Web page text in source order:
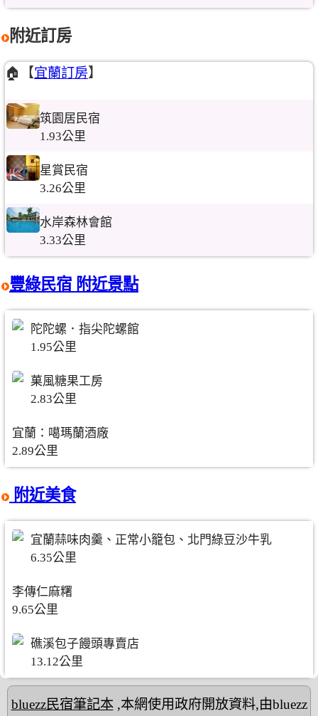
附近訂房
🏠【宜蘭訂房】
筑園居民宿
1.93公里
星賞民宿
3.26公里
水岸森林會館
3.33公里
豐綠民宿 附近景點
陀陀螺．指尖陀螺館
1.95公里
菓風糖果工房
2.83公里
宜蘭：噶瑪蘭酒廠
2.89公里
附近美食
宜蘭蒜味肉羹、正常小籠包、北門綠豆沙牛乳
6.35公里
李傳仁麻糬
9.65公里
礁溪包子饅頭專賣店
13.12公里
bluezz民宿筆記本,本網使用政府開放資料,由bluezz